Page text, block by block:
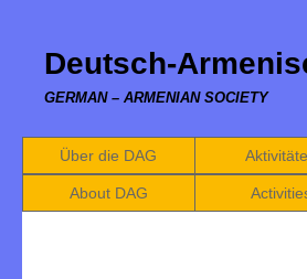
Deutsch-
GERMAN – ARMENIAN SOCIETY
Über die DAG
About DAG